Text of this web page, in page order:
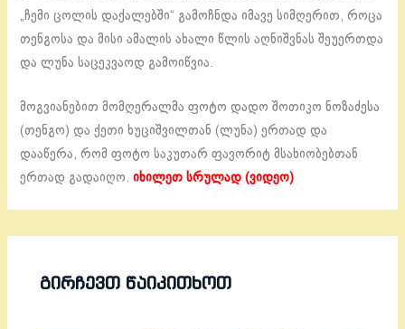
„ჩემი ცოლის დაქალებში“ გამოჩნდა იმავე სიმღერით, როცა
თენგოსა და მისი ამალის ახალი წლის აღნიშვნას შეუერთდა
და ლუნა საცეკვაოდ გამოიწვია.
მოგვიანებით მომღერალმა ფოტო დადო შოთიკო ნოზაძესა
(თენგო) და ქეთი ხუციშვილთან (ლუნა) ერთად და
დააწერა, რომ ფოტო საკუთარ ფავორიტ მსახიობებთან
ერთად გადაიღო.იხილეთ სრულად (ვიდეო)
ᲒᲘᲠᲩᲔᲕᲗ ᲬᲐᲘᲙᲘᲗᲮᲝᲗ